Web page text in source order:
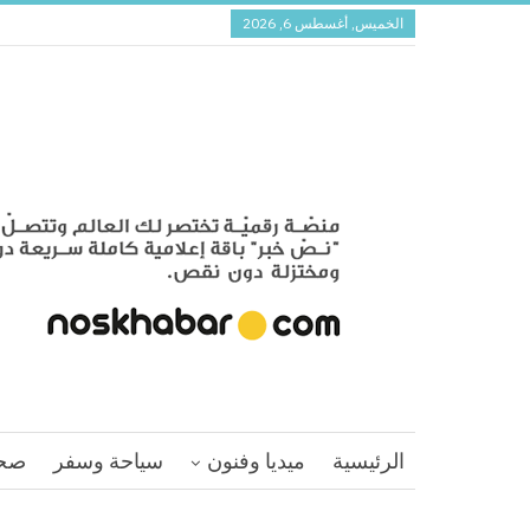
الخميس, أغسطس 6, 2026
الرئيسية ميديا وفنون سياحة وسفر